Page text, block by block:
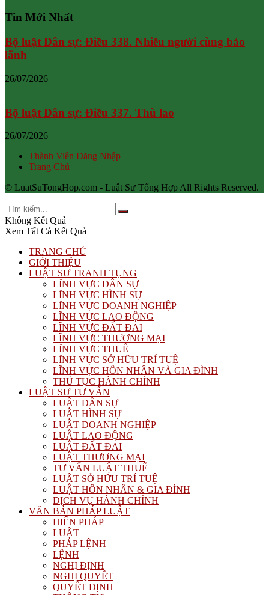
Tin Mới Nhất
Bộ luật Dân sự: Điều 338. Nhiều người cùng bảo
lãnh
26/07/2026
Bộ luật Dân sự: Điều 337. Thù lao
26/07/2026
Thành Viên Đăng Nhập
Trang Chủ
© LuatSuTongHop.com - Luật Sư Tổng Hợp All Rights Reserved.
Không Kết Quả
Xem Tất Cả Kết Quả
TRANG CHỦ
GIỚI THIỆU
LUẬT SƯ TRANH TỤNG
LĨNH VỰC DÂN SỰ
LĨNH VỰC HÌNH SỰ
LĨNH VỰC DOANH NGHIỆP
LĨNH VỰC LAO ĐỘNG
LĨNH VỰC ĐẤT ĐAI
LĨNH VỰC THƯƠNG MẠI
LĨNH VỰC THUẾ
LĨNH VỰC SỞ HỮU TRÍ TUỆ
LĨNH VỰC HÔN NHÂN VÀ GIA ĐÌNH
THỦ TỤC HÀNH CHÍNH
LUẬT SƯ TƯ VẤN
LUẬT DÂN SỰ
LUẬT HÌNH SỰ
LUẬT DOANH NGHIỆP
LUẬT LAO ĐỘNG
LUẬT ĐẤT ĐAI
LUẬT THƯƠNG MẠI
TƯ VẤN LUẬT THUẾ
LUẬT SỞ HỮU TRÍ TUỆ
LUẬT HÔN NHÂN & GIA ĐÌNH
DỊCH VỤ HÀNH CHÍNH
VĂN BẢN PHÁP LUẬT
HIẾN PHÁP
LUẬT
PHÁP LỆNH
LỆNH
NGHỊ ĐỊNH
NGHỊ QUYẾT
QUYẾT ĐỊNH